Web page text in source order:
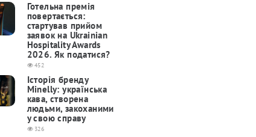
Готельна премія
повертається:
cтартував прийом
заявок на Ukrainian
Hospitality Awards
2026. Як податися?
452
Історія бренду
Minelly: українська
кава, створена
людьми, закоханими
у свою справу
326